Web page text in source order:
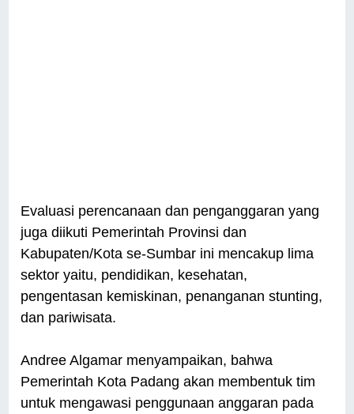
Evaluasi perencanaan dan penganggaran yang
juga diikuti Pemerintah Provinsi dan
Kabupaten/Kota se-Sumbar ini mencakup lima
sektor yaitu, pendidikan, kesehatan,
pengentasan kemiskinan, penanganan stunting,
dan pariwisata.
Andree Algamar menyampaikan, bahwa
Pemerintah Kota Padang akan membentuk tim
untuk mengawasi penggunaan anggaran pada